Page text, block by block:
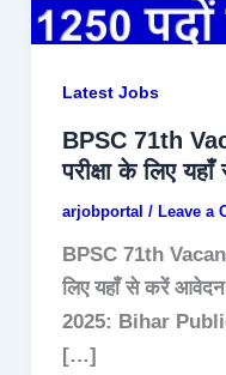
Latest Jobs
BPSC 71th
परीक्षा के लिए
arjobportal / Leave a
BPSC 71th
लिए यहाँ से करें
2025: Bihar
[…]